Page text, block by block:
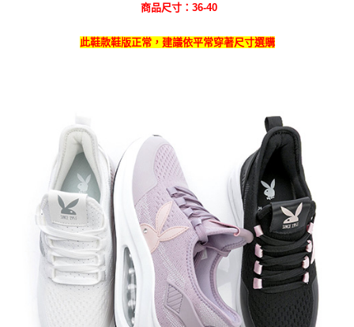
商品尺寸：36-40
此鞋款鞋版正常，建議依平常穿著尺寸選購